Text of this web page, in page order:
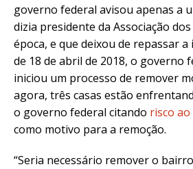
governo federal avisou apenas a
dizia presidente da Associação
época, e que deixou de repassar
de 18 de abril de 2018, o governo
iniciou um processo de remover
agora, três casas estão
o governo federal citando risco
como motivo para a remoção.
“Seria necessário remover o